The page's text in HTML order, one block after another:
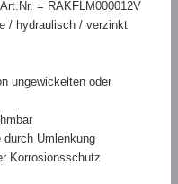
= RAKFLM000012V
/ hydraulisch / verzinkt
ungewickelten oder
Umlenkung
Korrosionsschutz